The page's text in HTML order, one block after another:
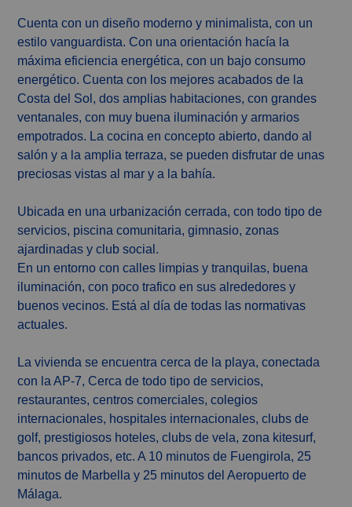
Cuenta con un diseño moderno y minimalista, con un
estilo vanguardista. Con una orientación hacía la
máxima eficiencia energética, con un bajo consumo
energético. Cuenta con los mejores acabados de la
Costa del Sol, dos amplias habitaciones, con grandes
ventanales, con muy buena iluminación y armarios
empotrados. La cocina en concepto abierto, dando al
salón y a la amplia terraza, se pueden disfrutar de unas
preciosas vistas al mar y a la bahía.
Ubicada en una urbanización cerrada, con todo tipo de
servicios, piscina comunitaria, gimnasio, zonas
ajardinadas y club social.
En un entorno con calles limpias y tranquilas, buena
iluminación, con poco trafico en sus alrededores y
buenos vecinos. Está al día de todas las normativas
actuales.
La vivienda se encuentra cerca de la playa, conectada
con la AP-7, Cerca de todo tipo de servicios,
restaurantes, centros comerciales, colegios
internacionales, hospitales internacionales, clubs de
golf, prestigiosos hoteles, clubs de vela, zona kitesurf,
bancos privados, etc. A 10 minutos de Fuengirola, 25
minutos de Marbella y 25 minutos del Aeropuerto de
Málaga.